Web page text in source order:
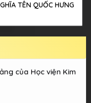
TÊN QUỐC HƯNG
của Học viện Kim